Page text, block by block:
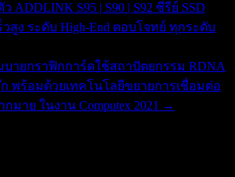
ว ADDLINK S95 | S90 | S92 ซีรีย์ SSD
วสูง ระดับ High-End ตอบโจทย์ ทุกระดับ
บายกราฟิกการ์ดใช้สถาปัตยกรรม RDNA
พร้อมด้วยเทคโนโลยีขยายการเชื่อมต่อ
มาย ในงาน Computex 2021 →